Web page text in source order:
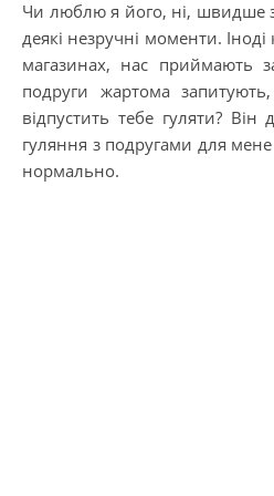
Чи люблю я його, ні, швидше
деякі незручні моменти.
магазинах, нас приймають
подруги жартома
відпустить тебе гуляти?
гуляння з подругами для
нормально.